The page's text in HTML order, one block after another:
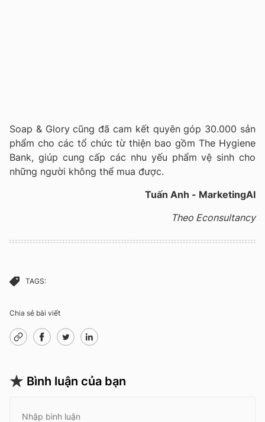
Soap & Glory cũng đã cam kết quyên góp 30.000 sản
phẩm cho các tổ chức từ thiện bao gồm The Hygiene
Bank, giúp cung cấp các nhu yếu phẩm vệ sinh cho
những người không thể mua được.
Tuấn Anh - MarketingAI
Theo Econsultancy
TAGS:
Chia sẻ bài viết
Bình luận của bạn